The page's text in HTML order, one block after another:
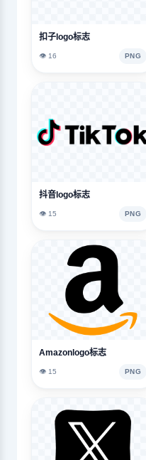
扣子logo标志
👁️ 16 PNG
抖音logo标志
👁️ 15 PNG
Amazonlogo标志
👁️ 15 PNG